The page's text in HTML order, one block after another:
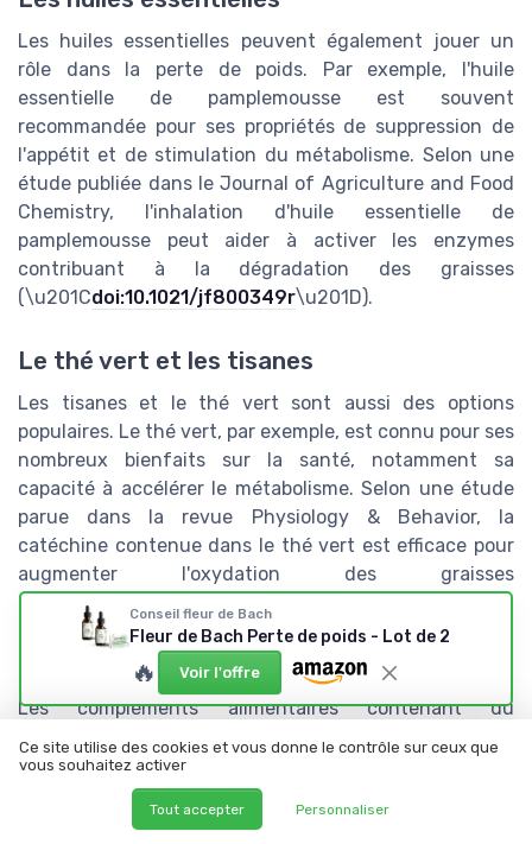
Les huiles essentielles peuvent également jouer un
rôle dans la perte de poids. Par exemple, l'huile
essentielle de pamplemousse est souvent
recommandée pour ses propriétés de suppression de
l'appétit et de stimulation du métabolisme. Selon une
étude publiée dans le Journal of Agriculture and Food
Chemistry, l'inhalation d'huile essentielle de
pamplemousse peut aider à activer les enzymes
contribuant à la dégradation des graisses
(\u201Cdoi:10.1021/jf800349r\u201D).
Le thé vert et les tisanes
Les tisanes et le thé vert sont aussi des options
populaires. Le thé vert, par exemple, est connu pour ses
nombreux bienfaits sur la santé, notamment sa
capacité à accélérer le métabolisme. Selon une étude
parue dans la revue Physiology & Behavior, la
catéchine contenue dans le thé vert est efficace pour
augmenter l'oxydation des graisses
(\u201C doi:10.1016/j.physbeh.2008.01.013
Compléments alimentaires naturels
Les compléments alimentaires contenant du
glucomannane sont reconnus pour leur efficacité dans
la perte de poids. Ils agissent comme des fibres solubles
qui gonflent dans l'estomac, créant ainsi un sentiment
de satiété. Des études publiées dans l'American
Conseil fleur de Bach
Fleur de Bach Perte de poids - Lot de 2
🔥 Voir l'offre
Ce site utilise des cookies et vous donne le contrôle sur ceux que
vous souhaitez activer
Tout accepter Personnaliser